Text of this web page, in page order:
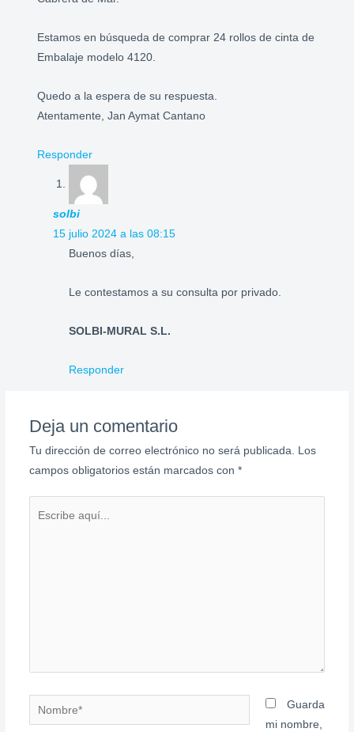
Estamos en búsqueda de comprar 24 rollos de cinta de
Embalaje modelo 4120.
Quedo a la espera de su respuesta.
Atentamente, Jan Aymat Cantano
Responder
solbi
15 julio 2024 a las 08:15
Buenos días,
Le contestamos a su consulta por privado.
SOLBI-MURAL S.L.
Responder
Deja un comentario
Tu dirección de correo electrónico no será publicada.
Los
campos obligatorios están marcados con *
Nombre*
Guarda
mi nombre,